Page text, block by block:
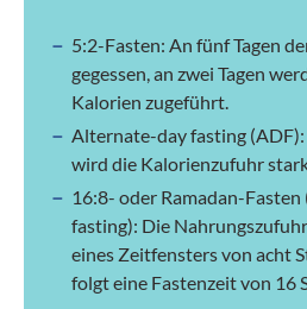
5:2-Fasten: An fünf Tagen
gegessen, an zwei Tagen
Kalorien zugeführt.
Alternate-day fasting (ADF):
wird die Kalorienzufuhr
16:8- oder Ramadan-
fasting): Die
eines Zeitfensters von acht
folgt eine Fastenzeit von 16